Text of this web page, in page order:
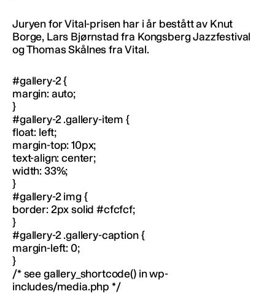
Juryen for Vital-prisen har i år bestått av Knut
Borge, Lars Bjørnstad fra Kongsberg Jazzfestival
og Thomas Skålnes fra Vital.
#gallery-2 {
margin: auto;
}
#gallery-2 .gallery-item {
float: left;
margin-top: 10px;
text-align: center;
width: 33%;
}
#gallery-2 img {
border: 2px solid #cfcfcf;
}
#gallery-2 .gallery-caption {
margin-left: 0;
}
/* see gallery_shortcode() in wp-
includes/media.php */